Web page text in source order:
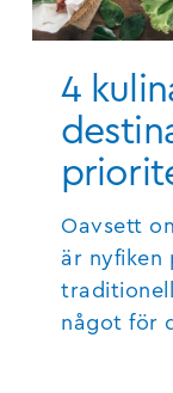
4
Oavsett
är nyfiken
något för